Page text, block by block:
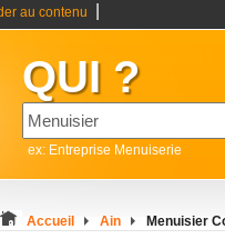
au contenu
QUI ?
ex: Entreprise Menuiserie
Accueil Ain Menuisier